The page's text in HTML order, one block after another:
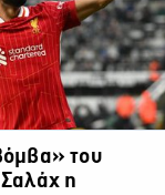
του
η